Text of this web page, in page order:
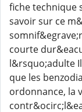
fiche technique
savoir sur ce
courte
l&rsquo;adulte
que les
ordonnance, la